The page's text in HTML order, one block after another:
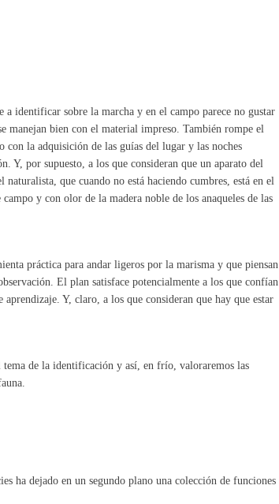
identificar sobre la marcha y en el campo parece no gustar
manejan bien con el material impreso. También rompe el
con la adquisición de las guías del lugar y las noches
Y, por supuesto, a los que consideran que un aparato del
que cuando no está haciendo cumbres, está en el
y con olor de la madera noble de los anaqueles de las
práctica para andar ligeros por la marisma y que piensan
El plan satisface potencialmente a los que confían
Y, claro, a los que consideran que hay que estar
de la identificación y así, en frío, valoraremos las
ha dejado en un segundo plano una colección de funciones